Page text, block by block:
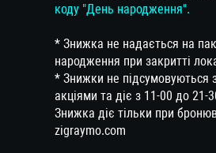
коду "День народження".
* Знижка не надається на
народження при закритті
* Знижки не підсумовуються
акціями та діє з 11-00 до 21-
Знижка діє тільки при
zigraymo.com